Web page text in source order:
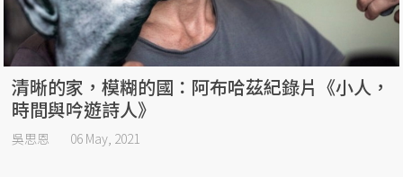
清晰的家，模糊的國：阿布哈茲紀錄片《小人，
時間與吟遊詩人》
吳思恩 06 May, 2021